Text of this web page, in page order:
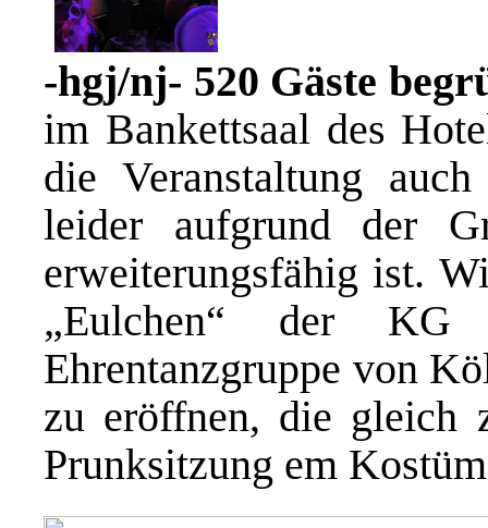
-hgj/nj- 520 Gäste
im Bankettsaal des
die Veranstaltung
leider aufgrund der
erweiterungsfähig ist.
„Eulchen“ der KG
Ehrentanzgruppe von
zu eröffnen, die gleich
Prunksitzung em